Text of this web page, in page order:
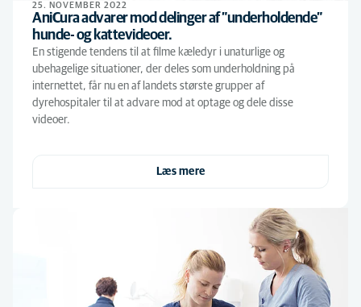
25. NOVEMBER 2022
AniCura advarer mod delinger af ”underholdende”
hunde- og kattevideoer.
En stigende tendens til at filme kæledyr i unaturlige og
ubehagelige situationer, der deles som underholdning på
internettet, får nu en af landets største grupper af
dyrehospitaler til at advare mod at optage og dele disse
videoer.
Læs mere